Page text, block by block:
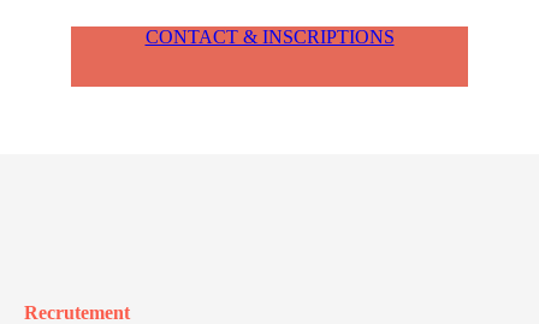
CONTACT & INSCRIPTIONS
Recrutement